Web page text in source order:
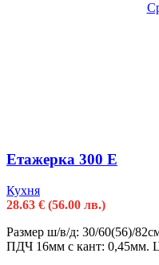
Етажерка 300 Е
Кухня
28.63 € (56.00 лв.)
Размер ш/в/д: 30/60(56)/
ПДЧ 16мм с кант: 0,45мм.